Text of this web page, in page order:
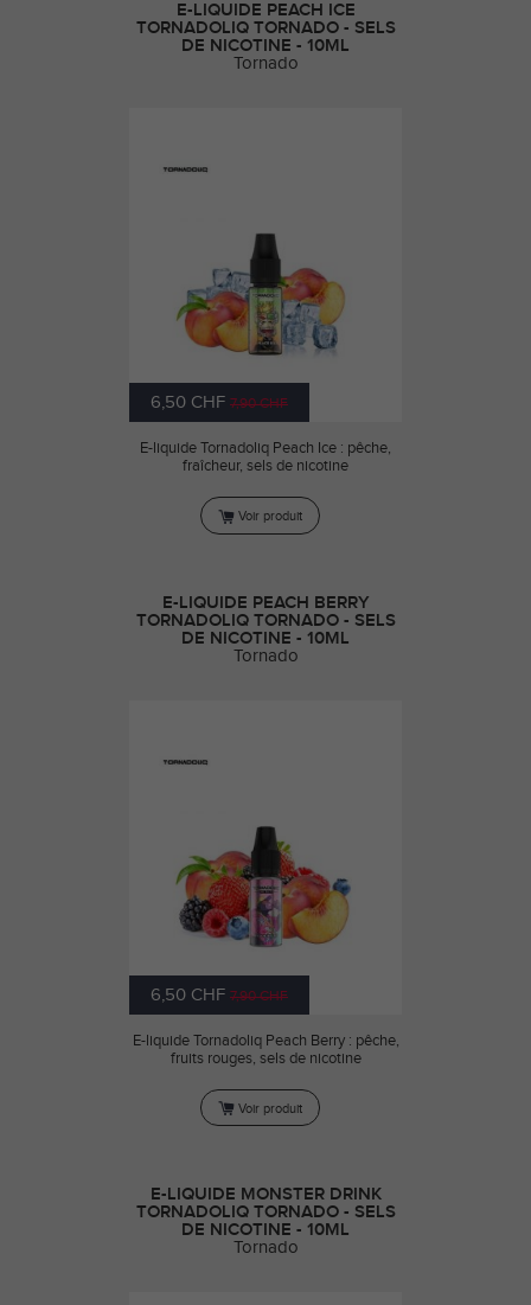
E-LIQUIDE PEACH ICE
TORNADOLIQ TORNADO - SELS
DE NICOTINE - 10ML
Tornado
6,50 CHF 7,90 CHF
E-liquide Tornadoliq Peach Ice : pêche,
fraîcheur, sels de nicotine
Voir produit
E-LIQUIDE PEACH BERRY
TORNADOLIQ TORNADO - SELS
DE NICOTINE - 10ML
Tornado
6,50 CHF 7,90 CHF
E-liquide Tornadoliq Peach Berry : pêche,
fruits rouges, sels de nicotine
Voir produit
E-LIQUIDE MONSTER DRINK
TORNADOLIQ TORNADO - SELS
DE NICOTINE - 10ML
Tornado